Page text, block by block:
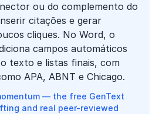
ou do complemento do
citações e gerar
cliques. No Word, o
campos automáticos
texto e listas finais, com
APA, ABNT e Chicago.
— the free GenText
and real peer-reviewed